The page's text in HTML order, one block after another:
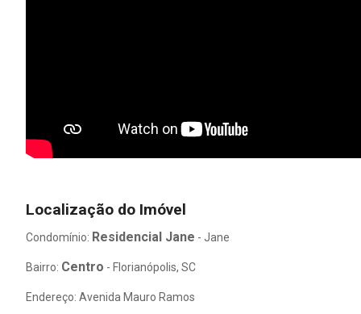
Localização do Imóvel
Condomínio: Residencial Jane - Jane
Bairro: Centro - Florianópolis, SC
Endereço: Avenida Mauro Ramos